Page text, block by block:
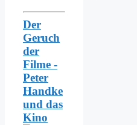
Der
Geruch
der
Filme -
Peter
Handke
und das
Kino